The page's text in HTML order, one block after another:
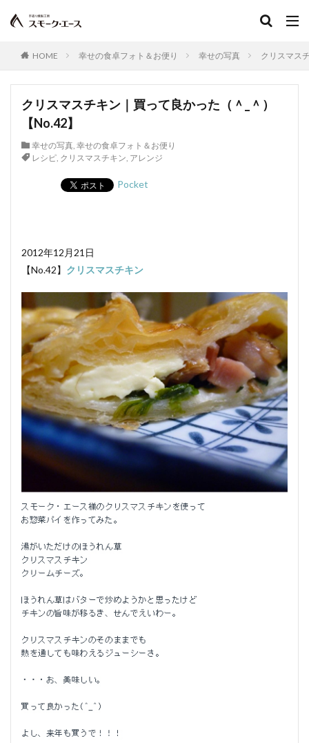
HOME 幸せの食卓フォト＆お便り 幸せの写真 クリスマス
クリスマスチキン｜買って良かった（＾_＾）
【No.42】
幸せの写真, 幸せの食卓フォト＆お便り
レシピ, クリスマスチキン, アレンジ
Pocket
2012年12月21日
【No.42】 クリスマスチキン